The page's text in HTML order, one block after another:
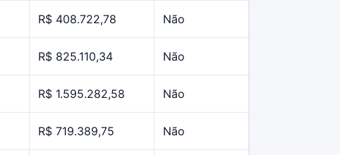
R$ 408.722,78 Não
R$ 825.110,34 Não
R$ 1.595.282,58 Não
R$ 719.389,75 Não